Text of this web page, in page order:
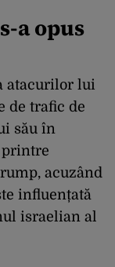
a opus
atacurilor lui
de trafic de
său în
printre
acuzând
influențată
israelian al